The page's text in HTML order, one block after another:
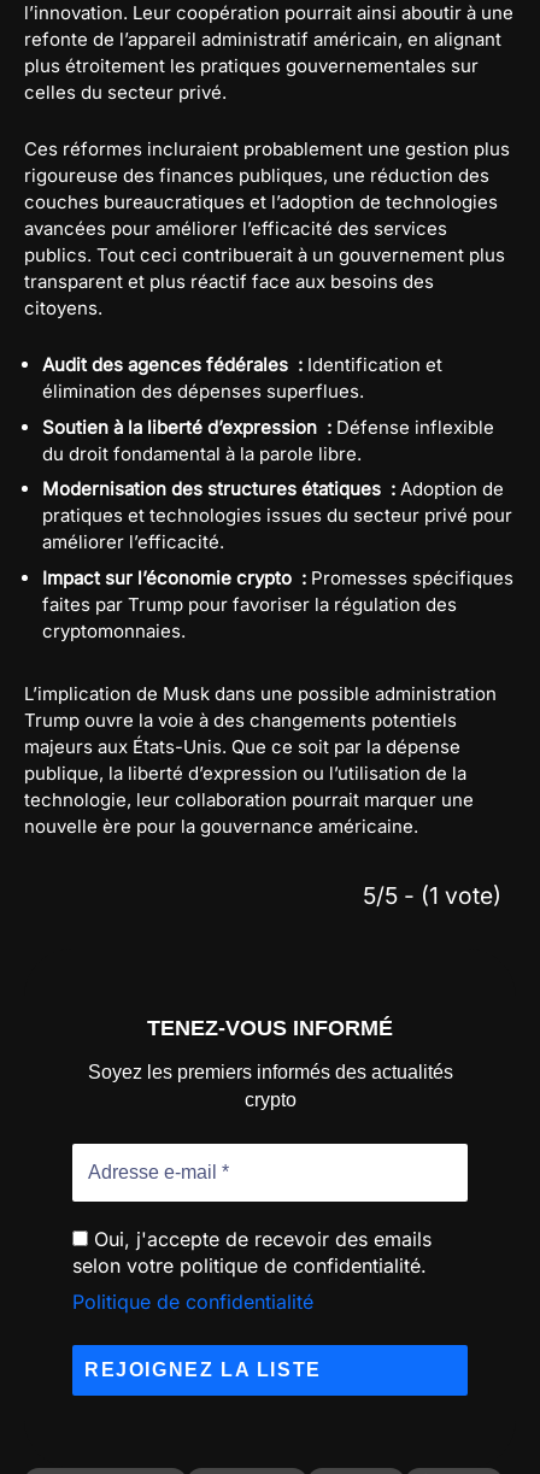
l’innovation. Leur coopération pourrait ainsi aboutir à une
refonte de l’appareil administratif américain, en alignant
plus étroitement les pratiques gouvernementales sur
celles du secteur privé.
Ces réformes incluraient probablement une gestion plus
rigoureuse des finances publiques, une réduction des
couches bureaucratiques et l’adoption de technologies
avancées pour améliorer l’efficacité des services
publics. Tout ceci contribuerait à un gouvernement plus
transparent et plus réactif face aux besoins des
citoyens.
Audit des agences fédérales : Identification et
élimination des dépenses superflues.
Soutien à la liberté d’expression : Défense inflexible
du droit fondamental à la parole libre.
Modernisation des structures étatiques : Adoption de
pratiques et technologies issues du secteur privé pour
améliorer l’efficacité.
Impact sur l’économie crypto : Promesses spécifiques
faites par Trump pour favoriser la régulation des
cryptomonnaies.
L’implication de Musk dans une possible administration
Trump ouvre la voie à des changements potentiels
majeurs aux États-Unis. Que ce soit par la dépense
publique, la liberté d’expression ou l’utilisation de la
technologie, leur collaboration pourrait marquer une
nouvelle ère pour la gouvernance américaine.
5/5 - (1 vote)
TENEZ-VOUS INFORMÉ
Soyez les premiers informés des actualités
crypto
Oui, j'accepte de recevoir des emails
selon votre politique de confidentialité.
Politique de confidentialité